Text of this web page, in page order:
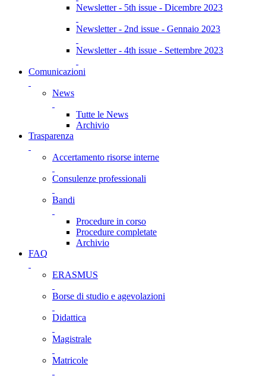
Newsletter - 5th issue - Dicembre 2023
Newsletter - 2nd issue - Gennaio 2023
Newsletter - 4th issue - Settembre 2023
Comunicazioni
News
Tutte le News
Archivio
Trasparenza
Accertamento risorse interne
Consulenze professionali
Bandi
Procedure in corso
Procedure completate
Archivio
FAQ
ERASMUS
Borse di studio e agevolazioni
Didattica
Magistrale
Matricole